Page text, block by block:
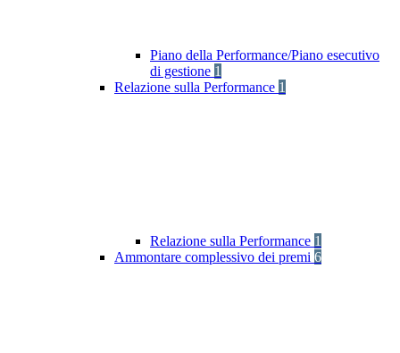
Piano della Performance/Piano esecutivo
di gestione 1
Relazione sulla Performance 1
Relazione sulla Performance 1
Ammontare complessivo dei premi 6